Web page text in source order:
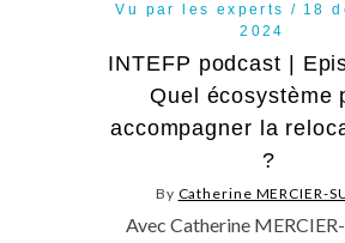
Vu par les experts
18
2024
INTEFP podcast |
Quel écosystème
accompagner la
?
By Catherine MERCIER-
Avec Catherine